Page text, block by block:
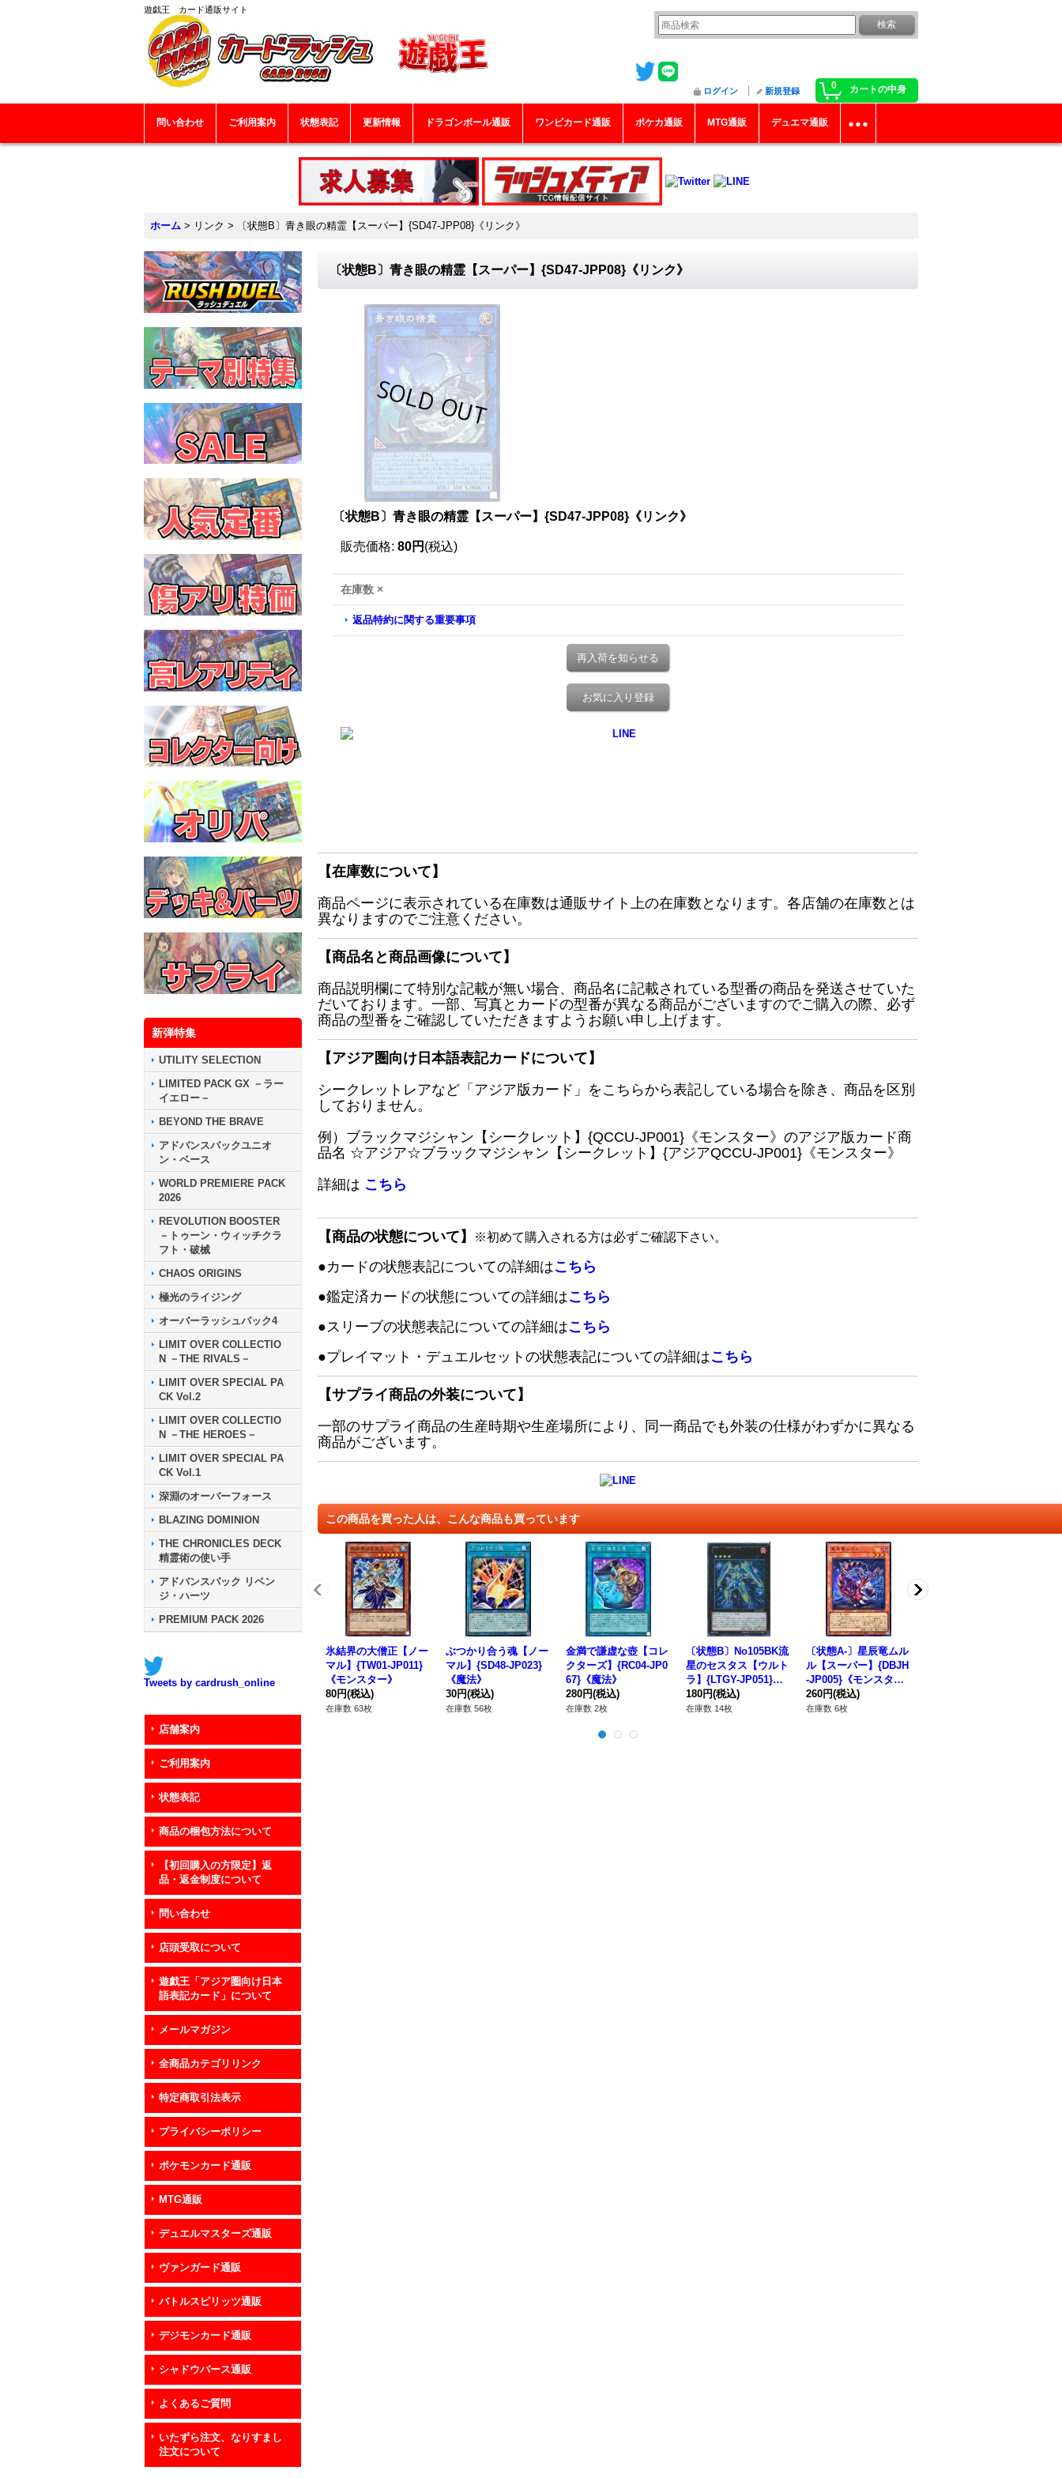
遊戯王 カード通販サイト
0 カートの中身
ログイン 新規登録
問い合わせ ご利用案内 状態表記 更新情報 ドラゴンボール通販 ワンピカード通販 ポケカ通販 MTG通販 デュエマ通販
ホーム > リンク > 〔状態B〕青き眼の精霊【スーパー】{SD47-JPP08}《リンク》
新弾特集
UTILITY SELECTION
LIMITED PACK GX －ラー
イエロー－
BEYOND THE BRAVE
アドバンスパックユニオ
ン・ベース
WORLD PREMIERE PACK
2026
REVOLUTION BOOSTER
－トゥーン・ウィッチクラ
フト・破械
CHAOS ORIGINS
極光のライジング
オーバーラッシュパック4
LIMIT OVER COLLECTIO
N －THE RIVALS－
LIMIT OVER SPECIAL PA
CK Vol.2
LIMIT OVER COLLECTIO
N －THE HEROES－
LIMIT OVER SPECIAL PA
CK Vol.1
深淵のオーバーフォース
BLAZING DOMINION
THE CHRONICLES DECK
精霊術の使い手
アドバンスパック リベン
ジ・ハーツ
PREMIUM PACK 2026
Tweets by cardrush_online
店舗案内
ご利用案内
状態表記
商品の梱包方法について
【初回購入の方限定】返
品・返金制度について
問い合わせ
店頭受取について
遊戯王「アジア圏向け日本
語表記カード」について
メールマガジン
全商品カテゴリリンク
特定商取引法表示
プライバシーポリシー
ポケモンカード通販
MTG通販
デュエルマスターズ通販
ヴァンガード通販
バトルスピリッツ通販
デジモンカード通販
シャドウバース通販
よくあるご質問
いたずら注文、なりすまし
注文について
〔状態B〕青き眼の精霊【スーパー】{SD47-JPP08}《リンク》
〔状態B〕青き眼の精霊【スーパー】{SD47-JPP08}《リンク》
販売価格: 80円 (税込)
在庫数 ×
返品特約に関する重要事項
再入荷を知らせる
お気に入り登録
【在庫数について】
商品ページに表示されている在庫数は通販サイト上の在庫数となります。各店舗の在庫数とは
異なりますのでご注意ください。
【商品名と商品画像について】
商品説明欄にて特別な記載が無い場合、商品名に記載されている型番の商品を発送させていた
だいております。一部、写真とカードの型番が異なる商品がございますのでご購入の際、必ず
商品の型番をご確認していただきますようお願い申し上げます。
【アジア圏向け日本語表記カードについて】
シークレットレアなど「アジア版カード」をこちらから表記している場合を除き、商品を区別
しておりません。
例）ブラックマジシャン【シークレット】{QCCU-JP001}《モンスター》のアジア版カード商
品名 ☆アジア☆ブラックマジシャン【シークレット】{アジアQCCU-JP001}《モンスター》
詳細は こちら
【商品の状態について】 ※初めて購入される方は必ずご確認下さい。
●カードの状態表記についての詳細はこちら
●鑑定済カードの状態についての詳細はこちら
●スリーブの状態表記についての詳細はこちら
●プレイマット・デュエルセットの状態表記についての詳細はこちら
【サプライ商品の外装について】
一部のサプライ商品の生産時期や生産場所により、同一商品でも外装の仕様がわずかに異なる
商品がございます。
この商品を買った人は、こんな商品も買っています
氷結界の大僧正【ノー
マル】{TW01-JP011}
《モンスター》
80円(税込)
在庫数 63枚
ぶつかり合う魂【ノー
マル】{SD48-JP023}
《魔法》
30円(税込)
在庫数 56枚
金満で謙虚な壺【コレ
クターズ】{RC04-JP0
67}《魔法》
280円(税込)
在庫数 2枚
〔状態B〕No105BK流
星のセスタス【ウルト
ラ】{LTGY-JP051}
《エクシーズ》
180円(税込)
在庫数 14枚
〔状態A-〕星辰竜ムル
ル【スーパー】{DBJH
-JP005}《モンスタ
ー》
260円(税込)
在庫数 6枚